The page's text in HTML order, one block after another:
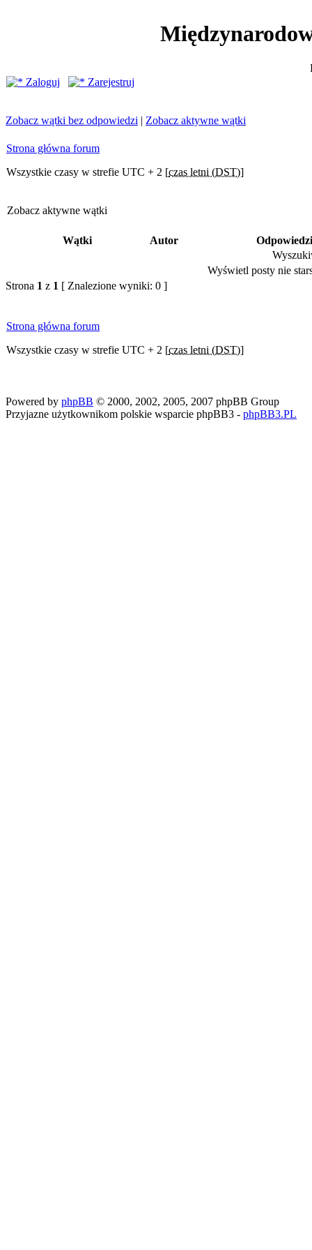
Zaloguj
Zarejestruj
Zobacz wątki bez odpowiedzi | Zobacz aktywne wątki
Strona główna forum
Wszystkie czasy w strefie UTC + 2 [czas letni (DST)]
Zobacz aktywne wątki
Wątki Autor
Wyświetl posty nie
Strona 1 z 1 [ Znalezione wyniki: 0 ]
Strona główna forum
Wszystkie czasy w strefie UTC + 2 [czas letni (DST)]
Powered by phpBB © 2000, 2002, 2005, 2007 phpBB Group
Przyjazne użytkownikom polskie wsparcie phpBB3 - phpBB3.PL